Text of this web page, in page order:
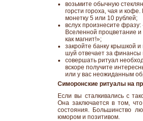
возьмите обычную
горсти гороха, чая и
монетку 5 или 10 рублей;
вслух произнесите
Вселенной процветание и
как магнит!»;
закройте банку крышкой и
шуй отвечает за финансы
совершать ритуал
вскоре получите
или у вас неожиданным
Симоронские ритуалы на
Если вы сталкивались с
Она заключается в том,
состояния. Большинство
юмором и позитивом.